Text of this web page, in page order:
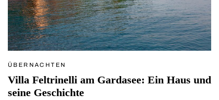
ÜBERNACHTEN
Villa Feltrinelli am Gardasee: Ein Haus und
seine Geschichte